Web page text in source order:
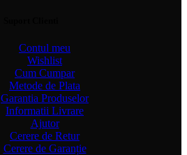
Contul meu
Wishlist
Cum Cumpar
Metode de Plata
Garantia Produselor
Informatii Livrare
Ajutor
Cerere de Retur
Cerere de Garanție